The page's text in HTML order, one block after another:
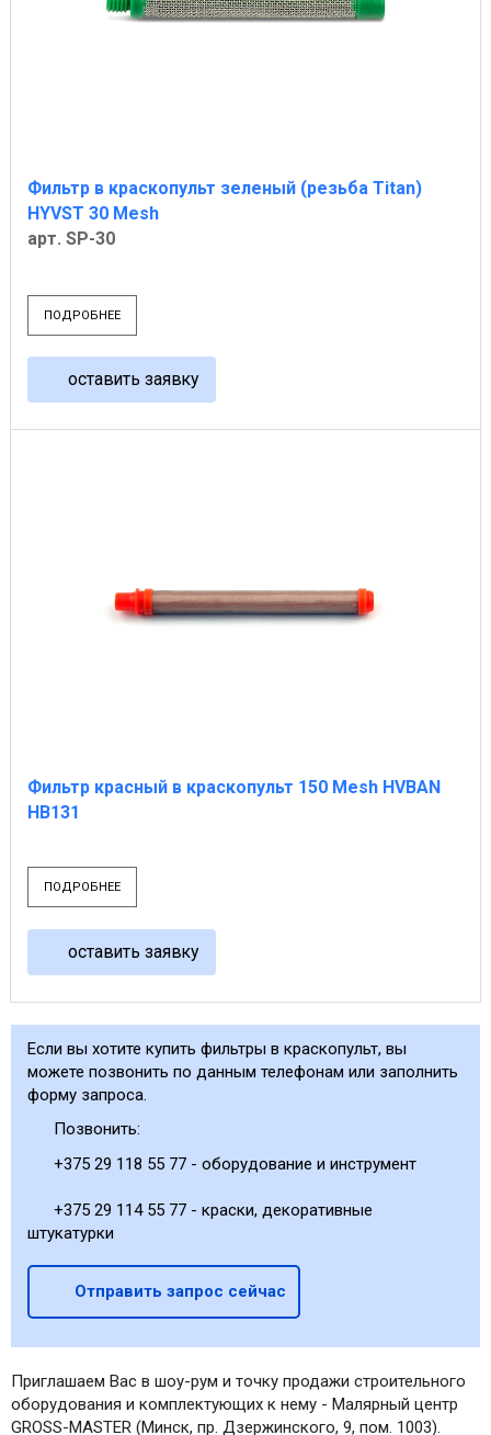
Фильтр в краскопульт зеленый (резьба Titan)
HYVST 30 Mesh
арт. SP-30
ПОДРОБНЕЕ
оставить заявку
Фильтр красный в краскопульт 150 Mesh HVBAN
HB131
ПОДРОБНЕЕ
оставить заявку
Если вы хотите купить фильтры в краскопульт, вы
можете позвонить по данным телефонам или заполнить
форму запроса.
Позвонить:
+375 29 118 55 77 - оборудование и инструмент
+375 29 114 55 77 - краски, декоративные
штукатурки
Отправить запрос сейчас
Приглашаем Вас в шоу-рум и точку продажи строительного
оборудования и комплектующих к нему - Малярный центр
GROSS-MASTER (Минск, пр. Дзержинского, 9, пом. 1003).